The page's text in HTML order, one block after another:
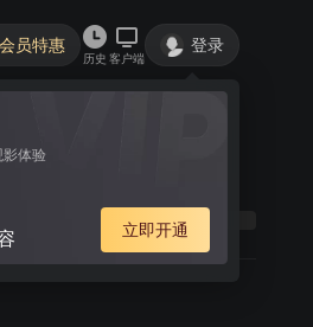
会员特惠
历史 客户端
登录
影体验
立即开通